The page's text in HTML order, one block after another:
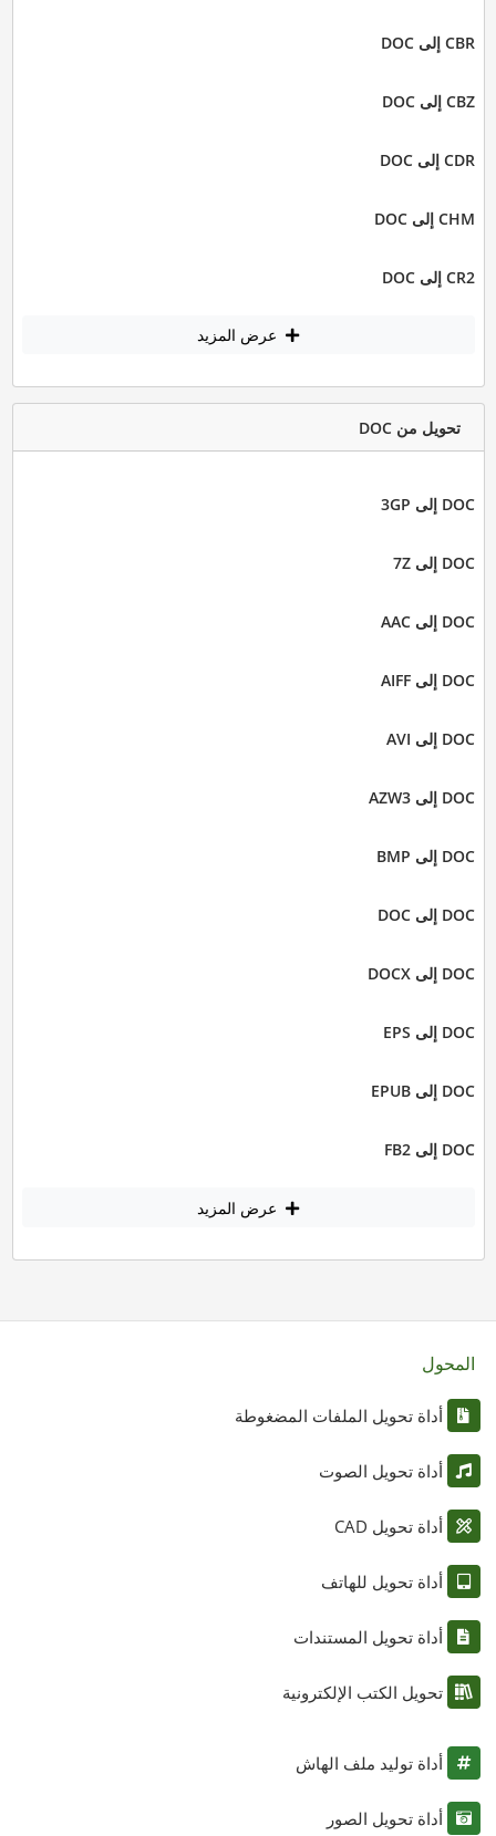
CBR إلى DOC
CBZ إلى DOC
CDR إلى DOC
CHM إلى DOC
CR2 إلى DOC
عرض المزيد
تحويل من DOC
DOC إلى 3GP
DOC إلى 7Z
DOC إلى AAC
DOC إلى AIFF
DOC إلى AVI
DOC إلى AZW3
DOC إلى BMP
DOC إلى DOC
DOC إلى DOCX
DOC إلى EPS
DOC إلى EPUB
DOC إلى FB2
عرض المزيد
المحول
أداة تحويل الملفات المضغوطة
أداة تحويل الصوت
أداة تحويل CAD
أداة تحويل للهاتف
أداة تحويل المستندات
تحويل الكتب الإلكترونية
أداة توليد ملف الهاش
أداة تحويل الصور